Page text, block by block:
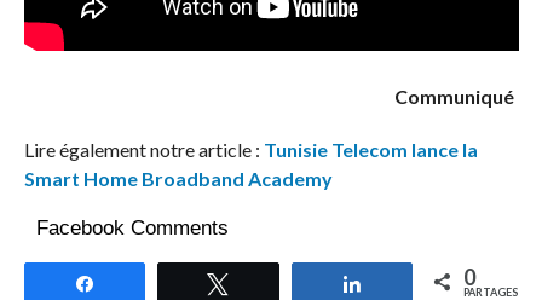
Communiqué
Lire également notre article : Tunisie Telecom lance la
Smart Home Broadband Academy
Facebook Comments
Partagez 0
PARTAGES